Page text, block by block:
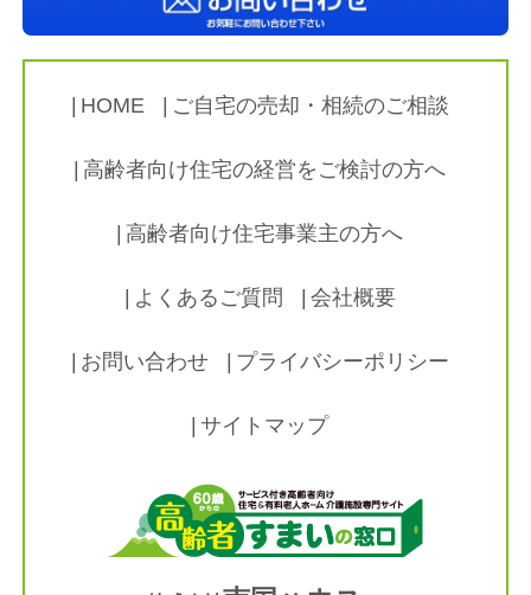
HOME ご自宅の売却・相続のご相談
高齢者向け住宅の経営をご検討の方へ
高齢者向け住宅事業主の方へ
よくあるご質問 会社概要
お問い合わせ プライバシーポリシー
サイトマップ